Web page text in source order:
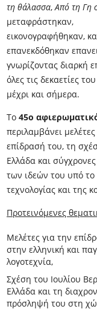
τη θάλασσα, Από τη Γη
μεταφράστηκαν,
εικονογραφήθηκαν,
επανεκδόθηκαν
γνωρίζοντας διαρκή
όλες τις δεκαετίες
μέχρι και σήμερα.
Το 45ο
περιλαμβάνει
επίδρασή του, τη
Ελλάδα και
των ιδεών του υπό
τεχνολογίας και της
Προτεινόμενες
Μελέτες για την
στην ελληνική και
λογοτεχνία,
Σχέση του Ιουλίου
Ελλάδα και τη
πρόσληψή του στη